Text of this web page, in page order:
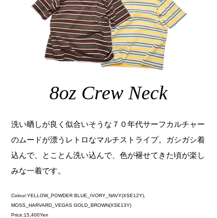
8oz Crew Neck
洗い晒しが良く似合いそうな７０年代サーフカルチャー
のムードが漂うレトロなマルチストライプ。ガシガシ着
込んで、とことん洗い込んで、色が褪せてきた頃が楽し
みな一着です。
Colour:YELLOW_POWDER BLUE_IVORY_NAVY(XSE12Y),
MOSS_HARVARD_VEGAS GOLD_BROWN(XSE13Y)
Price:15,400Yen